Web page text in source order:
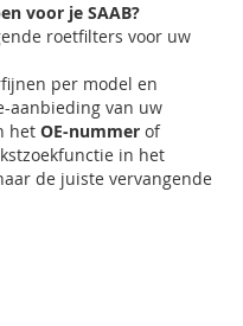
voor je SAAB?
roetfilters voor uw
per model en
aanbieding van uw
het OE-nummer of
in het
de juiste vervangende